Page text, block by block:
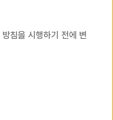
침을 시행하기 전에 변